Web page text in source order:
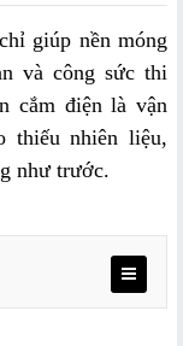
giúp nền móng
và công sức thi
cắm điện là vận
thiếu nhiên liệu,
như trước.